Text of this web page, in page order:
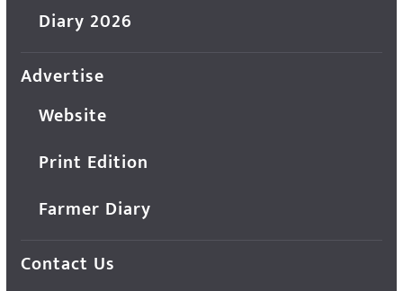
Diary 2026
Advertise
Website
Print Edition
Farmer Diary
Contact Us